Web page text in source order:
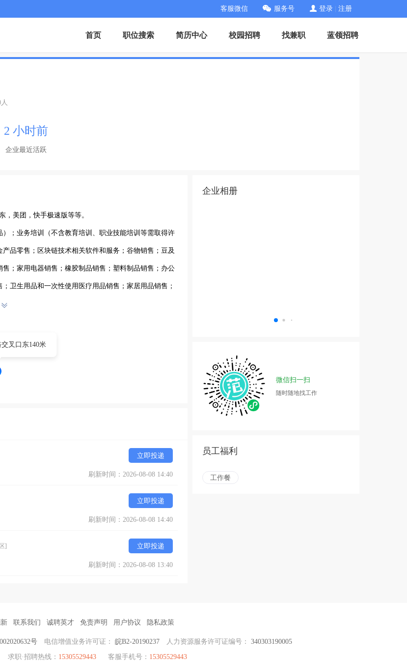
客服微信 服务号 登录 注册
首页 职位搜索 简历中心 校园招聘 找兼职 蓝领招聘
2 小时前
企业最近活跃
，美团，快手极速版等等。
；业务培训（不含教育培训、职业技能培训等需取得许
品零售；区块链技术相关软件和服务；谷物销售；豆及
；家用电器销售；橡胶制品销售；塑料制品销售；办公
卫生用品和一次性使用医疗用品销售；家居用品销售；
钟表销售；家具销售；日用玻璃制品销售；办公设备耗
非禁止或限制的项目）许可项目：旅游业务；食品销售
体经营项目以相关部门批准文件或许可证件为准）
叉口东140米
立即投递
刷新时间：2026-08-08 14:40
立即投递
刷新时间：2026-08-08 14:40
] 立即投递
刷新时间：2026-08-08 13:40
企业相册
微信扫一扫
随时随地找工作
员工福利
工作餐
联系我们 诚聘英才 免责声明 用户协议 隐私政策
号 电信增值业务许可证： 皖B2-20190237 人力资源服务许可证编号： 340303190005
求职·招聘热线： 15305529443 客服手机号： 15305529443